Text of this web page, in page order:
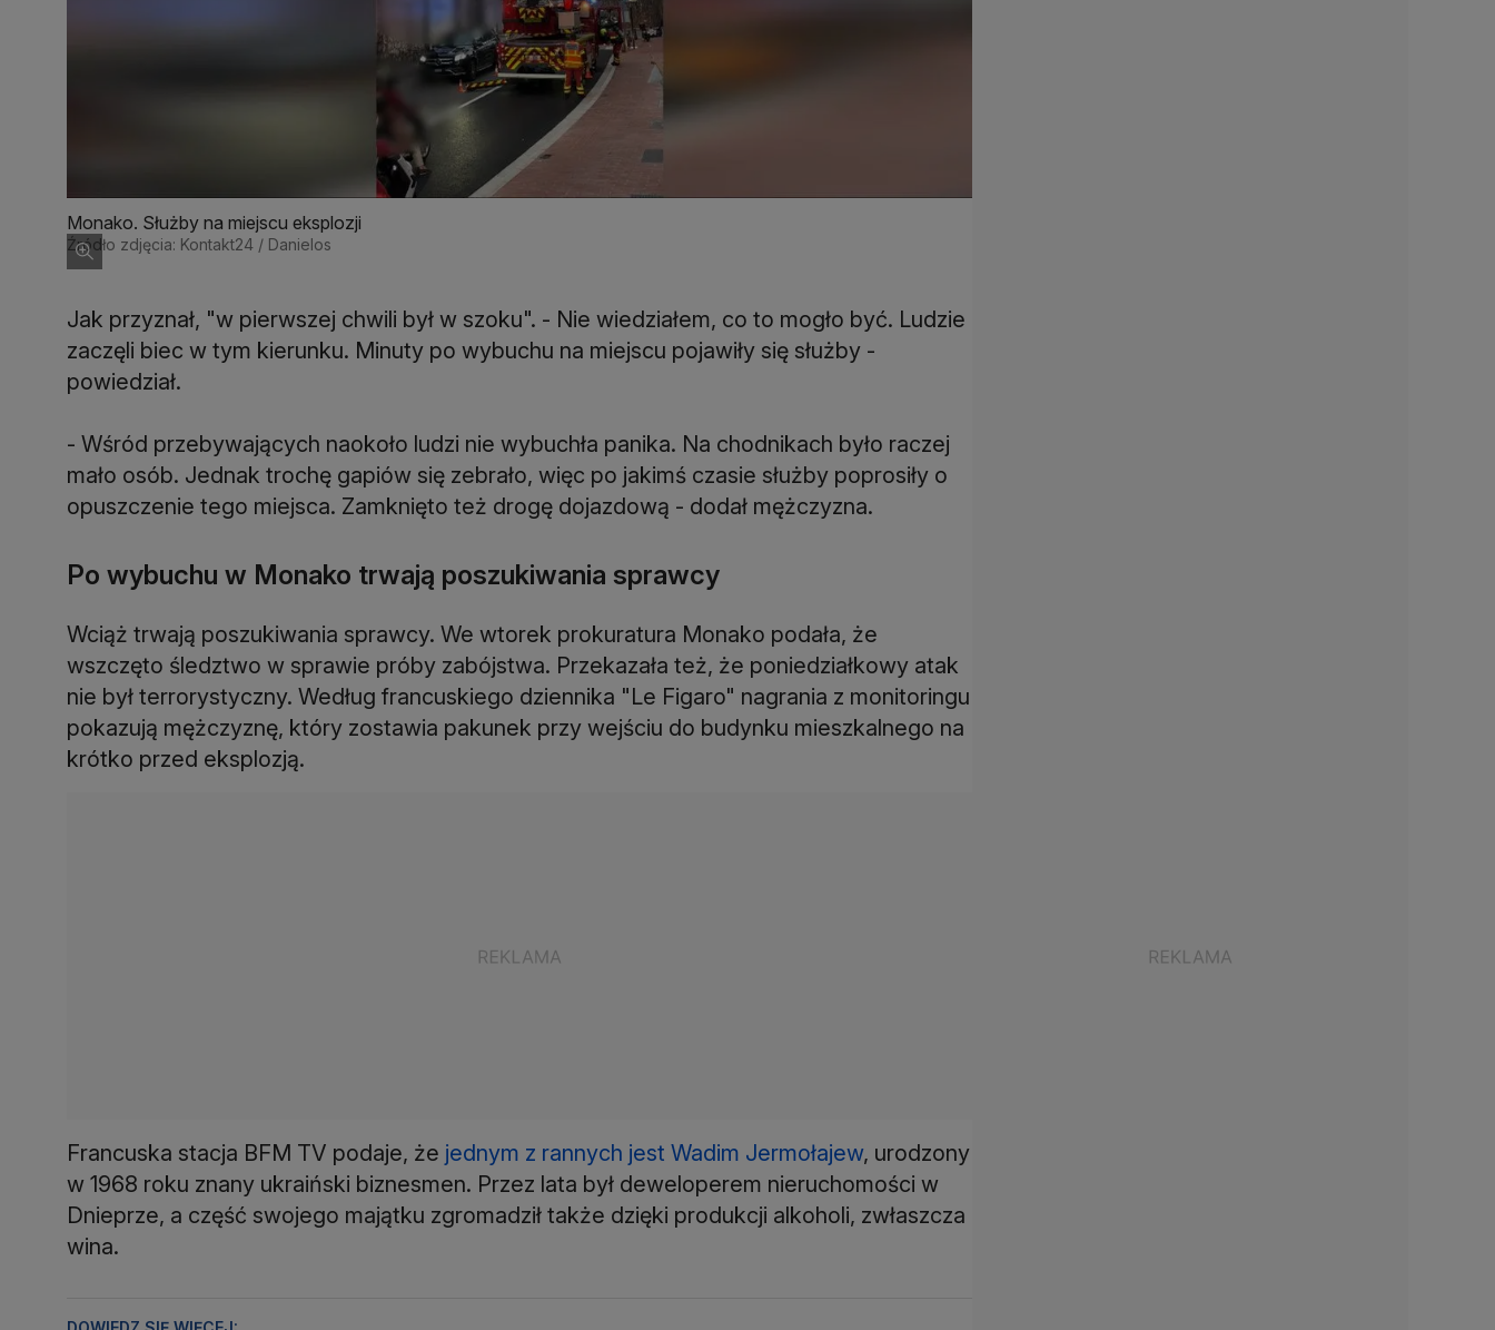
Monako. Służby na miejscu eksplozji
Źródło zdjęcia: Kontakt24 / Danielos
Jak przyznał, "w pierwszej chwili był w szoku". - Nie wiedziałem, co to mogło być. Ludzie
zaczęli biec w tym kierunku. Minuty po wybuchu na miejscu pojawiły się służby -
powiedział.
- Wśród przebywających naokoło ludzi nie wybuchła panika. Na chodnikach było raczej
mało osób. Jednak trochę gapiów się zebrało, więc po jakimś czasie służby poprosiły o
opuszczenie tego miejsca. Zamknięto też drogę dojazdową - dodał mężczyzna.
Po wybuchu w Monako trwają poszukiwania sprawcy
Wciąż trwają poszukiwania sprawcy. We wtorek prokuratura Monako podała, że
wszczęto śledztwo w sprawie próby zabójstwa. Przekazała też, że poniedziałkowy atak
nie był terrorystyczny. Według francuskiego dziennika "Le Figaro" nagrania z monitoringu
pokazują mężczyznę, który zostawia pakunek przy wejściu do budynku mieszkalnego na
krótko przed eksplozją.
Francuska stacja BFM TV podaje, że jednym z rannych jest Wadim Jermołajew, urodzony
w 1968 roku znany ukraiński biznesmen. Przez lata był deweloperem nieruchomości w
Dnieprze, a część swojego majątku zgromadził także dzięki produkcji alkoholi, zwłaszcza
wina.